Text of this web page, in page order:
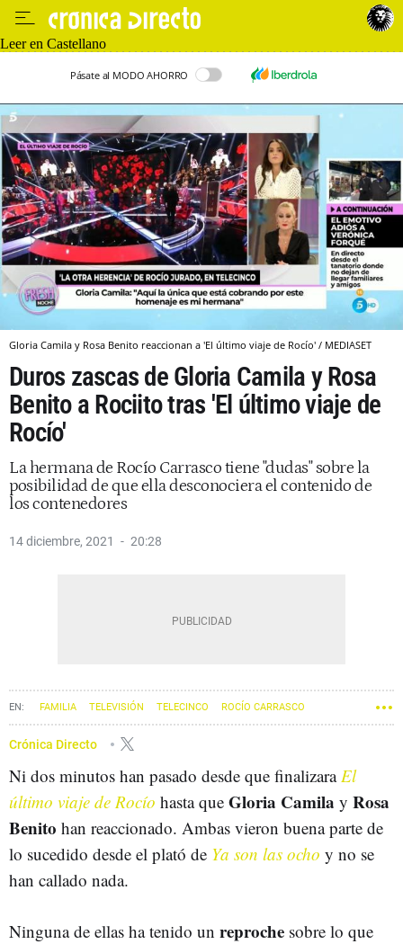
Leer en Castellano
Pásate al MODO AHORRO
Gloria Camila y Rosa Benito reaccionan a 'El último viaje de Rocío' / MEDIASET
Duros zascas de Gloria Camila y Rosa
Benito a Rociito tras 'El último viaje de
Rocío'
La hermana de Rocío Carrasco tiene "dudas" sobre la
posibilidad de que ella desconociera el contenido de
los contenedores
14 diciembre, 2021 20:28
FAMILIA TELEVISIÓN TELECINCO ROCÍO CARRASCO
GLORIA CAMILA ROSA BENITO
Crónica Directo
Ni dos minutos han pasado desde que finalizaraEl
último viaje de Rocío hasta que Gloria Camila y Rosa
Benito han reaccionado. Ambas vieron buena parte de
lo sucedido desde el plató de Ya son las ocho y no se
han callado nada.
Ninguna de ellas ha tenido un reproche sobre lo que